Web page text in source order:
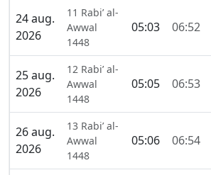
24 aug.
2026
11 Rabi’ al-
Awwal
1448
05:03 06:52
25 aug.
2026
12 Rabi’ al-
Awwal
1448
05:05 06:53
26 aug.
2026
13 Rabi’ al-
Awwal
1448
05:06 06:54